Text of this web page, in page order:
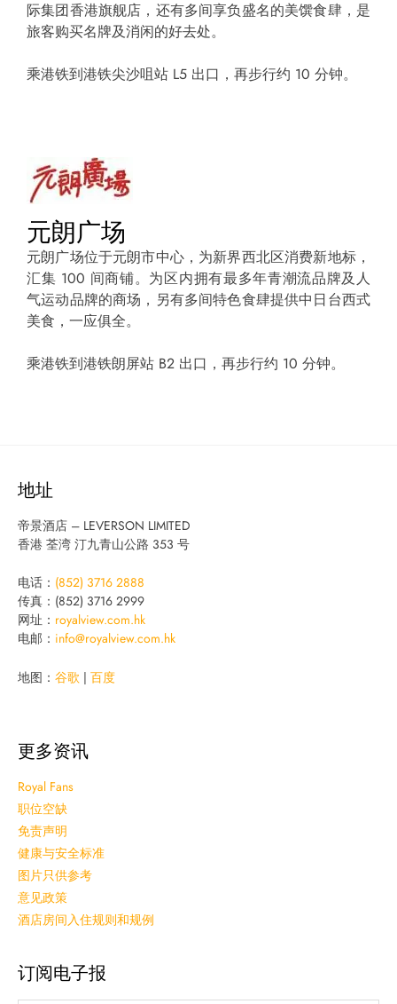
际集团香港旗舰店，还有多间享负盛名的美馔食肆，是
旅客购买名牌及消闲的好去处。
乘港铁到港铁尖沙咀站 L5 出口，再步行约 10 分钟。
元朗广场
元朗广场位于元朗市中心，为新界西北区消费新地标，
汇集 100 间商铺。为区内拥有最多年青潮流品牌及人
气运动品牌的商场，另有多间特色食肆提供中日台西式
美食，一应俱全。
乘港铁到港铁朗屏站 B2 出口，再步行约 10 分钟。
地址
帝景酒店 – LEVERSON LIMITED
香港 荃湾 汀九青山公路 353 号
电话： (852) 3716 2888
传真：(852) 3716 2999
网址： royalview.com.hk
电邮： info@royalview.com.hk
地图： 谷歌 百度
更多资讯
Royal Fans
职位空缺
免责声明
健康与安全标准
图片只供参考
意见政策
酒店房间入住规则和规例
订阅电子报